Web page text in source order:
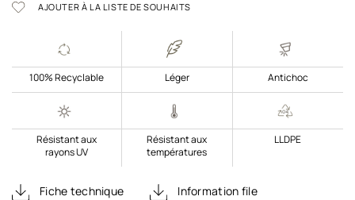
AJOUTER À LA LISTE DE SOUHAITS
100% Recyclable Léger Antichoc
Résistant aux
rayons UV
Résistant aux
températures
LLDPE
Fiche technique Information file